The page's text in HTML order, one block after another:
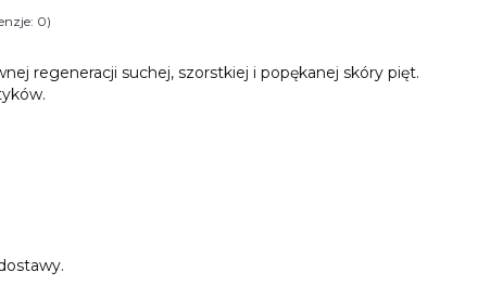
0)
Opinie
regeneracji suchej, szorstkiej i popękanej skóry pięt.